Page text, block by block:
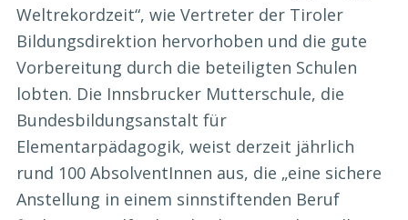
Weltrekordzeit“, wie Vertreter der Tiroler
Bildungsdirektion hervorhoben und die gute
Vorbereitung durch die beteiligten Schulen
lobten. Die Innsbrucker Mutterschule, die
Bundesbildungsanstalt für
Elementarpädagogik, weist derzeit jährlich
rund 100 AbsolventInnen aus, die „eine sichere
Anstellung in einem sinnstiftenden Beruf